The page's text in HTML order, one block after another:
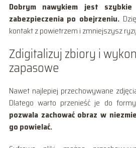
Dobrym nawykiem jest szybkie
zabezpieczenia po obejrzeniu.
kontakt z powietrzem i zmniejszysz
Zdigitalizuj zbiory i
zapasowe
Nawet najlepiej przechowywane
Dlatego warto przenieść je do
pozwala zachować obraz w
go powielać.